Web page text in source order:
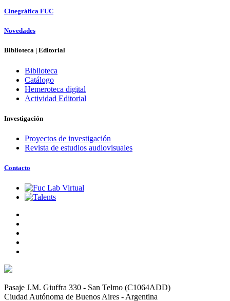
Cinegráfica FUC
Novedades
Biblioteca | Editorial
Biblioteca
Catálogo
Hemeroteca digital
Actividad Editorial
Investigación
Proyectos de investigación
Revista de estudios audiovisuales
Contacto
Pasaje J.M. Giuffra 330 - San Telmo (C1064ADD)
Ciudad Autónoma de Buenos Aires - Argentina